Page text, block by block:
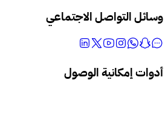
وسائل التواصل الاجتماعي
أدوات إمكانية الوصول